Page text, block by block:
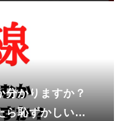
分かりますか？
ら恥ずかしいか